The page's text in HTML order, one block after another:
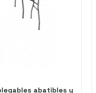
abatibles y